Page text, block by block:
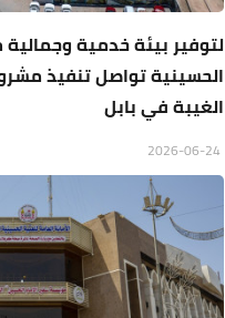
لتوفير بيئة خدمية
الحسينية تواصل تنفيذ
الغيبة في بابل